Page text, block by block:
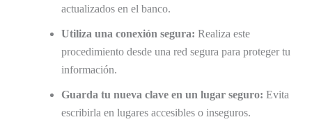
actualizados en el banco.
Utiliza una conexión segura: Realiza este
procedimiento desde una red segura para proteger tu
información.
Guarda tu nueva clave en un lugar seguro: Evita
escribirla en lugares accesibles o inseguros.